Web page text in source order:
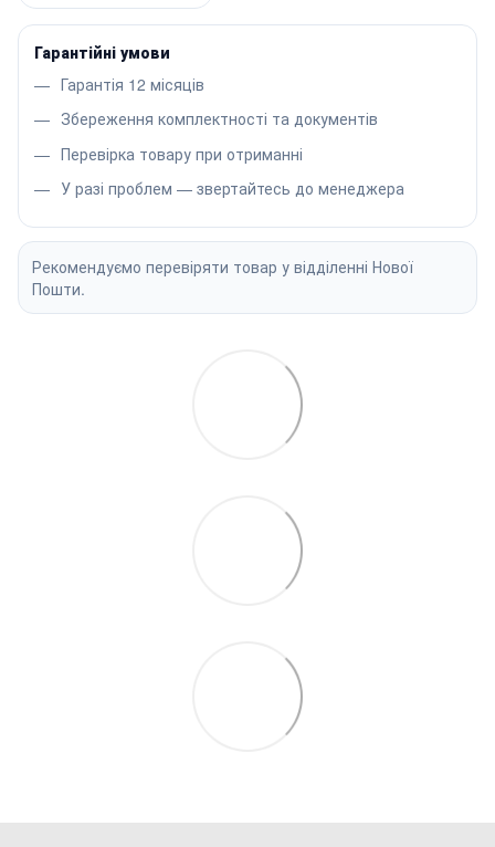
Гарантійні умови
Гарантія 12 місяців
Збереження комплектності та документів
Перевірка товару при отриманні
У разі проблем — звертайтесь до менеджера
Рекомендуємо перевіряти товар у відділенні Нової
Пошти.